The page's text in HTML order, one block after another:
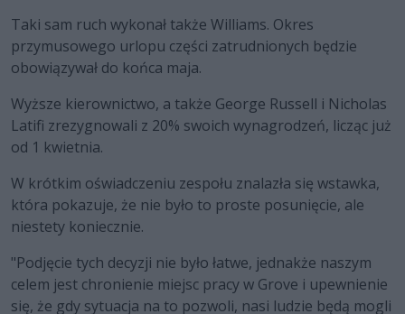
Taki sam ruch wykonał także Williams. Okres
przymusowego urlopu części zatrudnionych będzie
obowiązywał do końca maja.
Wyższe kierownictwo, a także George Russell i Nicholas
Latifi zrezygnowali z 20% swoich wynagrodzeń, licząc już
od 1 kwietnia.
W krótkim oświadczeniu zespołu znalazła się wstawka,
która pokazuje, że nie było to proste posunięcie, ale
niestety koniecznie.
"Podjęcie tych decyzji nie było łatwe, jednakże naszym
celem jest chronienie miejsc pracy w Grove i upewnienie
się, że gdy sytuacja na to pozwoli, nasi ludzie będą mogli